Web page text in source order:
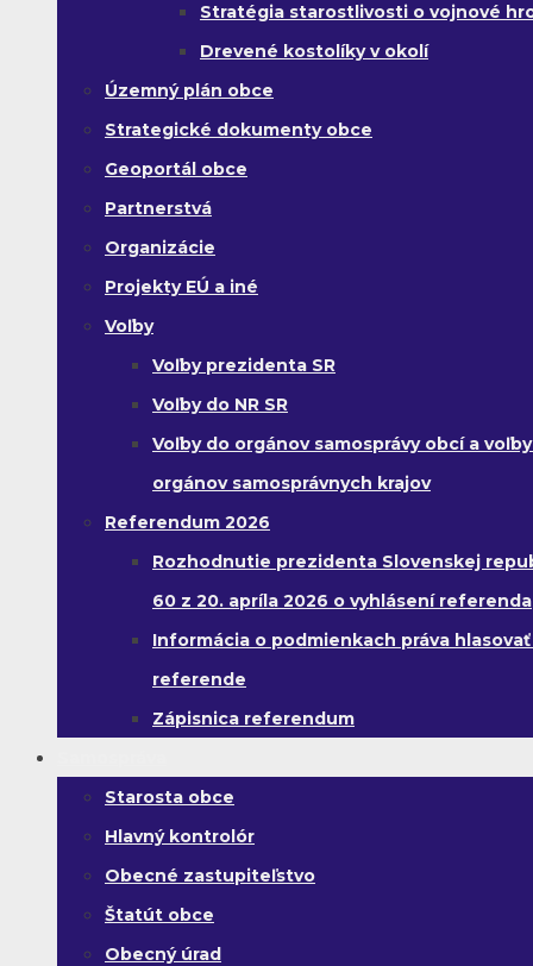
Stratégia starostlivosti o vojnové
Drevené kostolíky v okolí
Územný plán obce
Strategické dokumenty obce
Geoportál obce
Partnerstvá
Organizácie
Projekty EÚ a iné
Voľby
Voľby prezidenta SR
Voľby do NR SR
Voľby do orgánov samosprávy obcí a
orgánov samosprávnych krajov
Referendum 2026
Rozhodnutie prezidenta Slovenskej
60 z 20. apríla 2026 o vyhlásení referenda
Informácia o podmienkach práva hlasovať
referende
Zápisnica referendum
Starosta obce
Hlavný kontrolór
Obecné zastupiteľstvo
Štatút obce
Obecný úrad